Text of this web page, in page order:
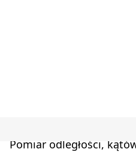
Pomiar odległości,